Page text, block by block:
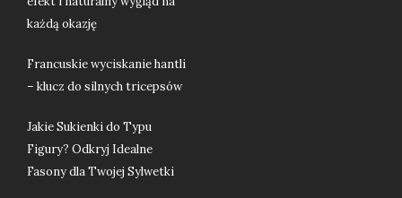
każdą okazję
Francuskie wyciskanie hantli
– klucz do silnych tricepsów
Jakie Sukienki do Typu
Figury? Odkryj Idealne
Fasony dla Twojej Sylwetki